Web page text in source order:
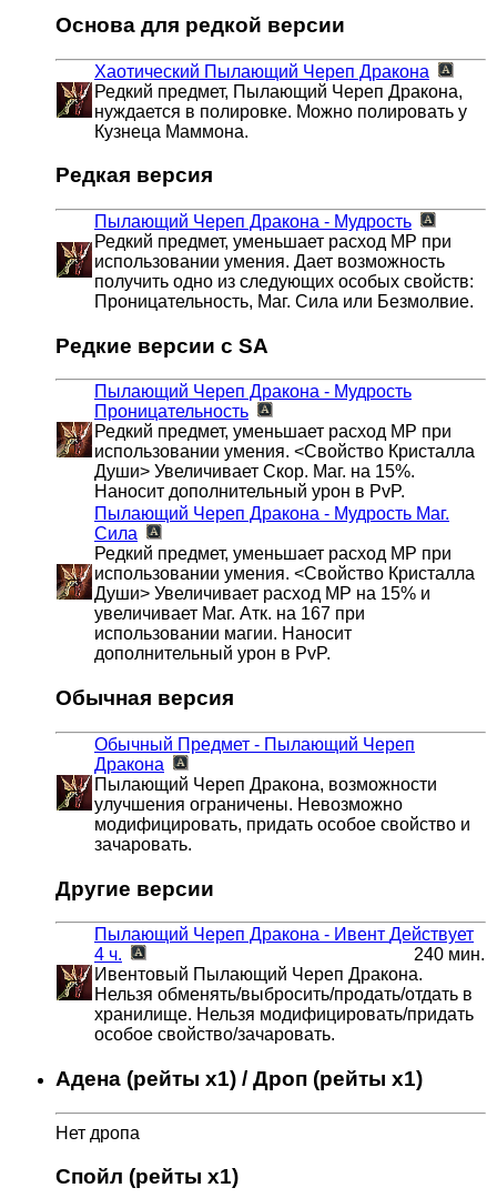
Основа для редкой версии
Хаотический Пылающий Череп Дракона
Редкий предмет, Пылающий Череп Дракона,
нуждается в полировке. Можно полировать у
Кузнеца Маммона.
Редкая версия
Пылающий Череп Дракона - Мудрость
Редкий предмет, уменьшает расход MP при
использовании умения. Дает возможность
получить одно из следующих особых свойств:
Проницательность, Маг. Сила или Безмолвие.
Редкие версии с SA
Пылающий Череп Дракона - Мудрость
Проницательность
Редкий предмет, уменьшает расход MP при
использовании умения. <Свойство Кристалла
Души> Увеличивает Скор. Маг. на 15%.
Наносит дополнительный урон в PvP.
Пылающий Череп Дракона - Мудрость Маг.
Сила
Редкий предмет, уменьшает расход MP при
использовании умения. <Свойство Кристалла
Души> Увеличивает расход MP на 15% и
увеличивает Маг. Атк. на 167 при
использовании магии. Наносит
дополнительный урон в PvP.
Обычная версия
Обычный Предмет - Пылающий Череп
Дракона
Пылающий Череп Дракона, возможности
улучшения ограничены. Невозможно
модифицировать, придать особое свойство и
зачаровать.
Другие версии
Пылающий Череп Дракона - Ивент Действует
4 ч.
240 мин.
Ивентовый Пылающий Череп Дракона.
Нельзя обменять/выбросить/продать/отдать в
хранилище. Нельзя модифицировать/придать
особое свойство/зачаровать.
Адена (рейты x1) / Дроп (рейты x1)
Нет дропа
Спойл (рейты x1)